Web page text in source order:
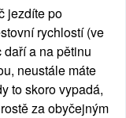
jezdíte po
rychlostí (ve
a na pětinu
neustále máte
to skoro vypadá,
za obyčejným